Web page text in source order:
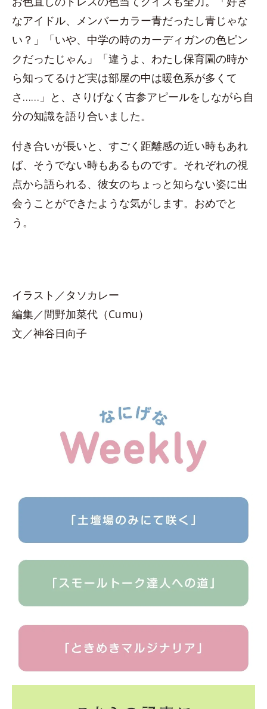
なアイドル、メンバーカラー青だったし青じゃな
い？」「いや、中学の時のカーディガンの色ピン
クだったじゃん」「違うよ、わたし保育園の時か
ら知ってるけど実は部屋の中は暖色系が多くて
さ……」と、さりげなく古参アピールをしながら自
分の知識を語り合いました。
付き合いが長いと、すごく距離感の近い時もあれ
ば、そうでない時もあるものです。それぞれの視
点から語られる、彼女のちょっと知らない姿に出
会うことができたような気がします。おめでと
う。
イラスト／タソカレー
編集／間野加菜代（Cumu）
文／神谷日向子